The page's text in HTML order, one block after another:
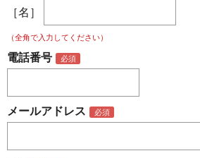
［名］
（全角で入力してください）
電話番号
メールアドレス